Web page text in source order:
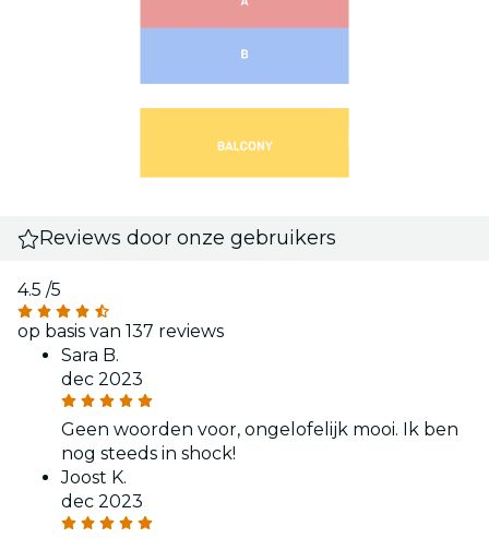
Reviews door onze gebruikers
4.5 /5
op basis van 137 reviews
Sara B.
dec 2023
Geen woorden voor, ongelofelijk mooi. Ik ben
nog steeds in shock!
Joost K.
dec 2023